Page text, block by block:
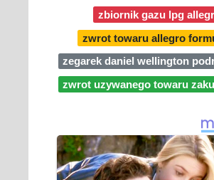
zbiornik gazu lpg
zwrot towaru allegro
zegarek daniel wellington
zwrot uzywanego towaru